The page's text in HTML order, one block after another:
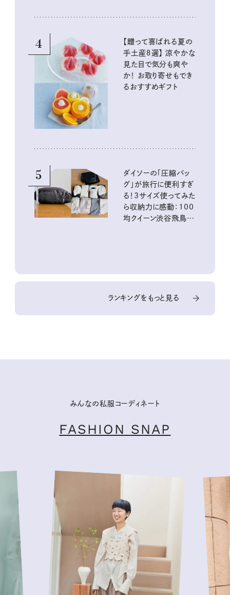
4
【贈って喜ばれる夏の
手土産８選】 涼やかな
見た目で気分も爽や
か！ お取り寄せもでき
るおすすめギフト
5
ダイソーの「圧縮バッ
グ」が旅行に便利すぎ
る！3サイズ使ってみた
ら収納力に感動：100
均クイーン渋谷飛鳥の
ランキングをもっと見る
みんなの私服コーディネート
FASHION SNAP